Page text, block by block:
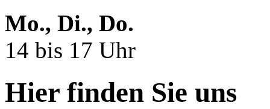
Mo., Di., Do.
14 bis 17 Uhr
Hier finden Sie uns